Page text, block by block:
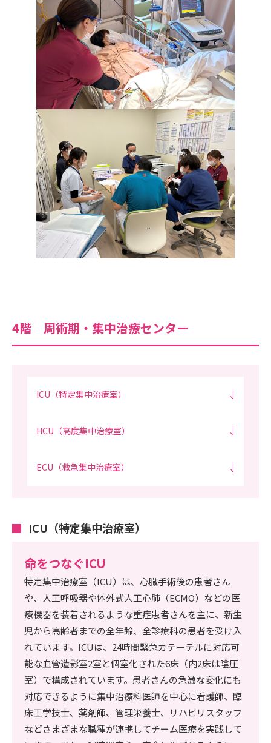
4階 周術期・集中治療センター
ICU（特定集中治療室）
HCU（高度集中治療室）
ECU（救急集中治療室）
ICU（特定集中治療室）
命をつなぐICU
特定集中治療室（ICU）は、心臓手術後の患者さん
や、人工呼吸器や体外式人工心肺（ECMO）などの医
療機器を装着されるような重症患者さんを主に、新生
児から高齢者までの全年齢、全診療科の患者を受け入
れています。ICUは、24時間緊急カテーテルに対応可
能な血管造影室2室と個室化された6床（内2床は陰圧
室）で構成されています。患者さんの急激な変化にも
対応できるように集中治療科医師を中心に看護師、臨
床工学技士、薬剤師、管理栄養士、リハビリスタッフ
などさまざまな職種が連携してチーム医療を実践して